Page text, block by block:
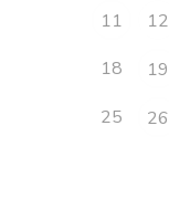
11
12
18
19
25
26